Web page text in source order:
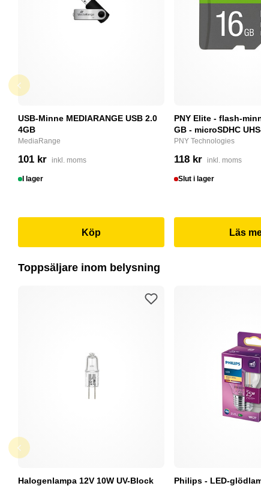
USB-Minne MEDIARANGE USB 2.0
4GB
MediaRange
101 kr inkl. moms
I lager
Köp
PNY Elite - flash-
GB - microSDHC
PNY Technologies
118 kr inkl. moms
Slut i lager
Läs
Toppsäljare inom belysning
Halogenlampa 12V 10W UV-Block
Philips - LED-